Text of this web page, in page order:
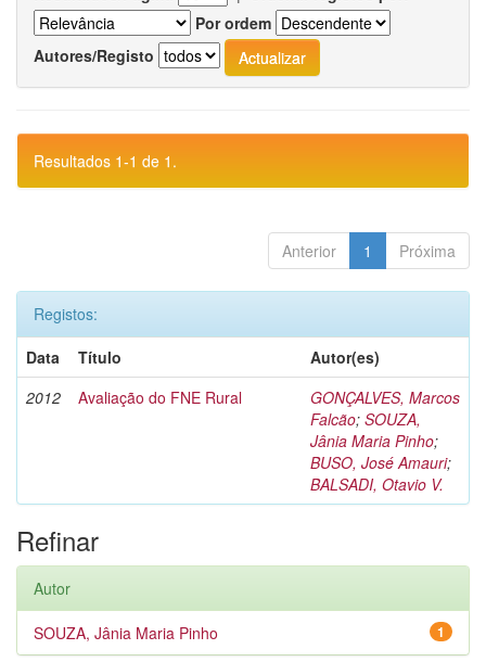
Por ordem
Autores/Registo
Resultados 1-1 de 1.
Anterior 1 Próxima
Registos:
Data
Título
Autor(es)
2012
Avaliação do FNE Rural
GONÇALVES, Marcos
Falcão; SOUZA,
Jânia Maria Pinho;
BUSO, José Amauri;
BALSADI, Otavio V.
Refinar
Autor
1
SOUZA, Jânia Maria Pinho